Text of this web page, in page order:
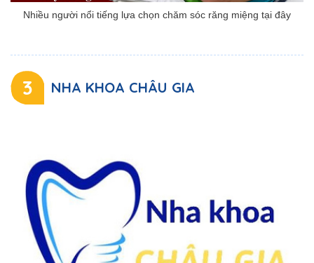
Nhiều người nổi tiếng lựa chọn chăm sóc răng miệng tại đây
3 NHA KHOA CHÂU GIA